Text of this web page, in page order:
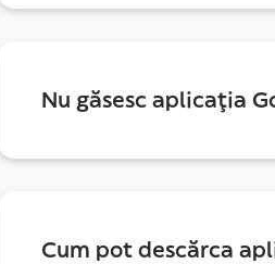
Nu găsesc aplicația
Cum pot descărca